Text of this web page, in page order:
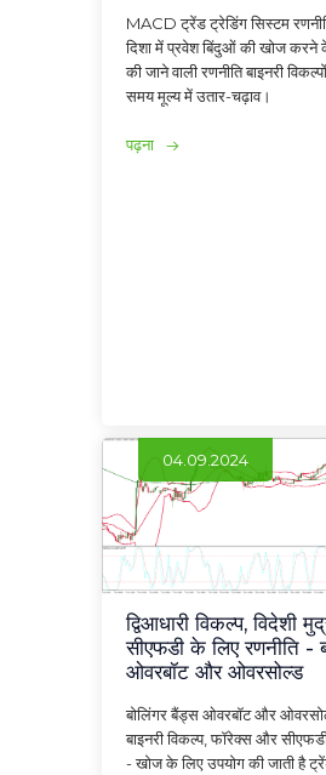
MACD ट्रेंड ट्रेडिंग सिस्टम
दिशा में प्रवेश बिंदुओं की खोज करने
की जाने वाली रणनीति बाइनरी
समय मूल्य में उतार-चढ़ाव।
पढ़ना
04.09.2024
द्विआधारी विकल्प, विदेशी
सीएफडी के लिए रणनीति -
ओवरबॉट और ओवरसोल्ड
बोलिंगर बैंड्स ओवरबॉट और
बाइनरी विकल्प, फॉरेक्स और
- खोज के लिए उपयोग की जाती है